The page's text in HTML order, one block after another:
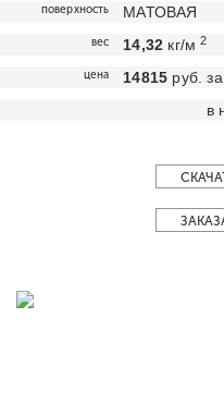
поверхность МАТОВАЯ
вес 14,32 кг/м2
цена 14815 руб.
в